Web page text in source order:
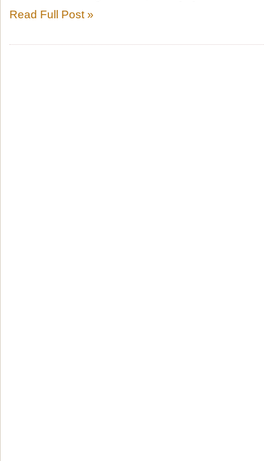
Read Full Post »